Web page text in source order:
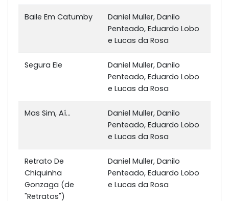
Baile Em Catumby
Daniel Muller, Danilo
Penteado, Eduardo Lobo
e Lucas da Rosa
Segura Ele
Daniel Muller, Danilo
Penteado, Eduardo Lobo
e Lucas da Rosa
Mas Sim, Aí...
Daniel Muller, Danilo
Penteado, Eduardo Lobo
e Lucas da Rosa
Retrato De
Chiquinha
Gonzaga (de
"Retratos")
Daniel Muller, Danilo
Penteado, Eduardo Lobo
e Lucas da Rosa